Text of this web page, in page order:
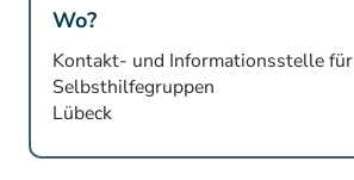
Wo?
Kontakt- und Informationsstelle für
Selbsthilfegruppen
Lübeck